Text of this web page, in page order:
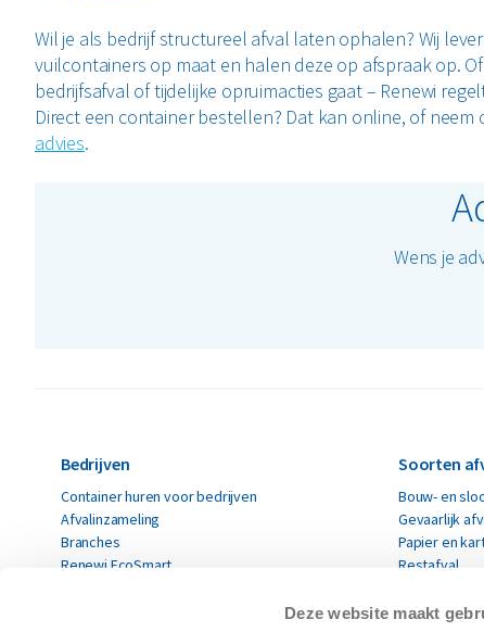
Deze website maakt
Wil je als bedrijf structureel afval laten ophalen? Wij
vuilcontainers op maat en halen deze op afspraak op.
bedrijfsafval of tijdelijke opruimacties gaat – Renewi
Direct een container bestellen? Dat kan online, of
advies.
Wens je
Bedrijven
Container huren voor bedrijven
Afvalinzameling
Branches
Renewi EcoSmart
Soorten
Bouw- en
Gevaarlijk
Papier en
Restafval